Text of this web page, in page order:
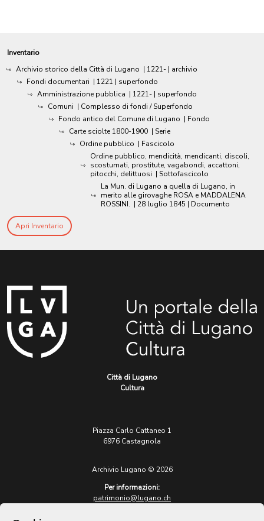
Inventario
Archivio storico della Città di Lugano | 1221- | archivio
Fondi documentari | 1221 | superfondo
Amministrazione pubblica | 1221- | superfondo
Comuni | Complesso di fondi / Superfondo
Fondo antico del Comune di Lugano | Fondo
Carte sciolte 1800-1900 | Serie
Ordine pubblico | Fascicolo
Ordine pubblico, mendicità, mendicanti, discoli,
scostumati, prostitute, vagabondi, accattoni,
pitocchi, delittuosi | Sottofascicolo
La Mun. di Lugano a quella di Lugano, in
merito alle girovaghe ROSA e MADDALENA
ROSSINI. | 28 luglio 1845 | Documento
Apri Inventario
Città di Lugano
Cultura
Piazza Carlo Cattaneo 1
6976 Castagnola
Archivio Lugano © 2026
Per informazioni:
patrimonio@lugano.ch